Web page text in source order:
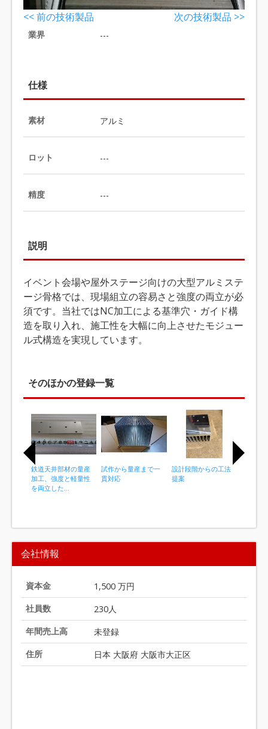
<< 前の技術製品 次の技術製品 >>
業界 ---
仕様
素材 アルミ
ロット ---
精度 ---
説明
イベント会場や屋外ステージ向けの大型アルミステ
ージ骨格では、現場組立の容易さと強度の両立が必
須です。当社ではNC加工による基準穴・ガイド構
造を取り入れ、施工性を大幅に向上させたモジュー
ル式構造を実現しています。
そのほかの登録一覧
鉄道天井部材の量産
加工、強度と軽量性
を両立した...
試作から量産まで一
貫対応
設計段階からの工法
提案
I
t
e
m
1
o
f
2
0
会社情報
資本金
1,500 万円
社員数
230人
年間売上高
未登録
住所
日本 大阪府 大阪市大正区